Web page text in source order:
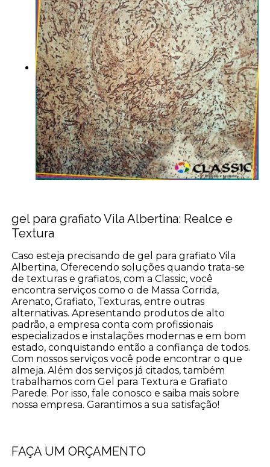
gel para grafiato Vila Albertina: Realce e
Textura
Caso esteja precisando de gel para grafiato Vila
Albertina, Oferecendo soluções quando trata-se
de texturas e grafiatos, com a Classic, você
encontra serviços como o de Massa Corrida,
Arenato, Grafiato, Texturas, entre outras
alternativas. Apresentando produtos de alto
padrão, a empresa conta com profissionais
especializados e instalações modernas e em bom
estado, conquistando então a confiança de todos.
Com nossos serviços você pode encontrar o que
almeja. Além dos serviços já citados, também
trabalhamos com Gel para Textura e Grafiato
Parede. Por isso, fale conosco e saiba mais sobre
nossa empresa. Garantimos a sua satisfação!
FAÇA UM ORÇAMENTO